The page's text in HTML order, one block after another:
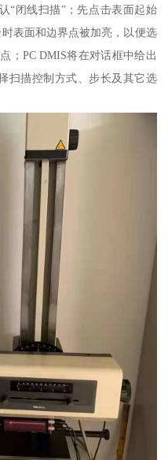
“闭线扫描”；先点击表面起始
表面和边界点被加亮，以便选
；PC DMIS将在对话框中给出
扫描控制方式、步长及其它选